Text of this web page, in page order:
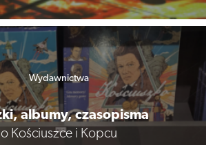
Wydawnictwa
albumy, czasopisma
o Kościuszce i Kopcu